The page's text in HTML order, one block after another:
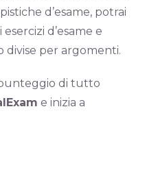
d’esame, potrai
d’esame e
divise per argomenti.
di tutto
e inizia a